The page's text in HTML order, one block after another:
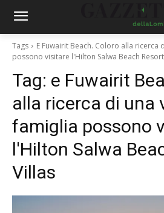
Tags
E Fuwairit Beach. Coloro alla ricerca
possono visitare l'Hilton Salwa Beach
Tag: e Fuwairit
alla ricerca di una
famiglia possono
l'Hilton Salwa
Villas